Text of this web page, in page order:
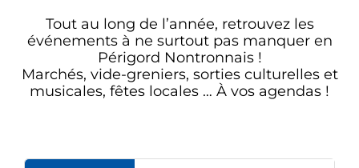
Tout au long de l’année, retrouvez les
événements à ne surtout pas manquer en
Périgord Nontronnais !
Marchés, vide-greniers, sorties culturelles et
musicales, fêtes locales … À vos agendas !